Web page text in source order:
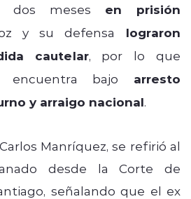
dos meses en prisión
y su defensa
lograron
cautelar, por lo que
encuentra bajo arresto
y arraigo nacional.
Manríquez, se refirió al
desde la Corte de
señalando que el ex